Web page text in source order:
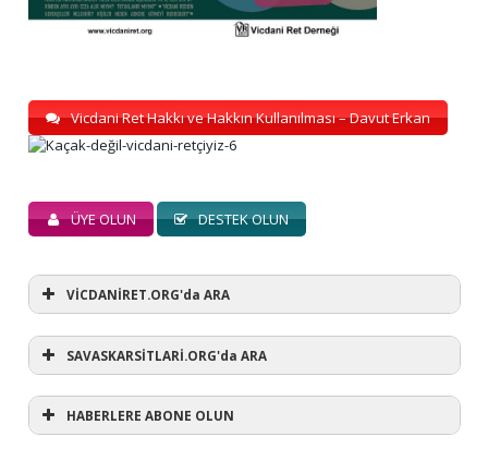
Vicdani Ret Hakkı ve Hakkın Kullanılması – Davut Erkan
ÜYE OLUN DESTEK OLUN
VİCDANİRET.ORG'da ARA
SAVASKARSİTLARİ.ORG'da ARA
HABERLERE ABONE OLUN